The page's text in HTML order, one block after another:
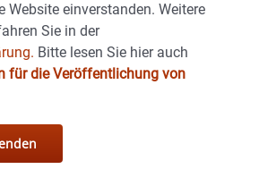
Website einverstanden. Weitere
Sie in der
Bitte lesen Sie hier auch
für die Veröffentlichung von